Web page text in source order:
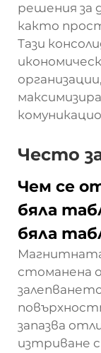
решения за
както
Тази
Често
Чем се
бяла
бяла
стоманена
запазва
изтриване